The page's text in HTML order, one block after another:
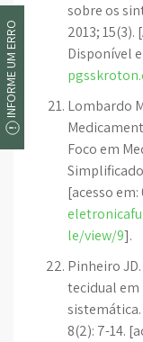
sobre os
2013; 15(3).
Disponível
Lombardo
Foco em
[acesso
le/view/9].
Pinheiro
tecidual em
sistemática.
8(2): 7-14.
INFORME UM ERRO